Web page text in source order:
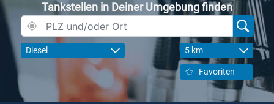
Tankstellen in Deiner Umgebung finden
Diesel 5 km
Favoriten